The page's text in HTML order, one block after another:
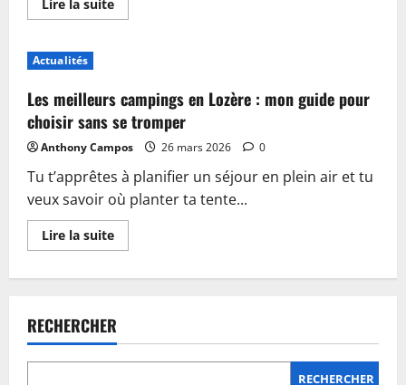
Lire la suite
savoir
accueil
:
plongez
dans
les
nouveautés
du
camping
de
Sablé-
sur-
Sarthe
Actualités
Les meilleurs campings en Lozère : mon guide pour
choisir sans se tromper
Anthony Campos 26 mars 2026 0
Tu t’apprêtes à planifier un séjour en plein air et tu
veux savoir où planter ta tente...
Lire la suiteEn
savoir
en
Lozère
:
mon
RECHERCHER
RECHERCHER